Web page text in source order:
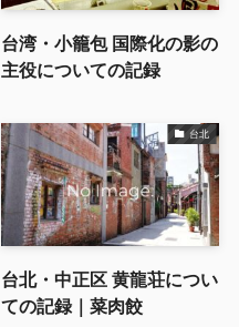
台湾・小籠包 国際化の影の
主役についての記録
台北
台北・中正区 黄龍荘につい
ての記録｜菜肉餃